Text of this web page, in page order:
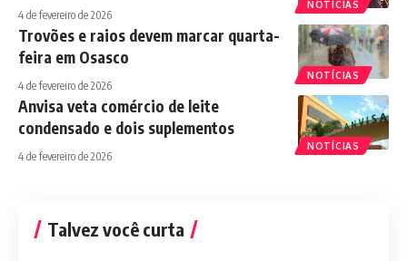
NOTÍCIAS
4 de fevereiro de 2026
NOTÍCIAS
Trovões e raios devem marcar quarta-
feira em Osasco
4 de fevereiro de 2026
NOTÍCIAS
Anvisa veta comércio de leite
condensado e dois suplementos
4 de fevereiro de 2026
Talvez você curta